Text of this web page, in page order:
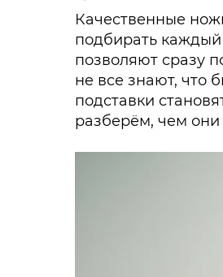
Качественные
подбирать
позволяют сразу
не все знают, что
подставки
разберём, чем